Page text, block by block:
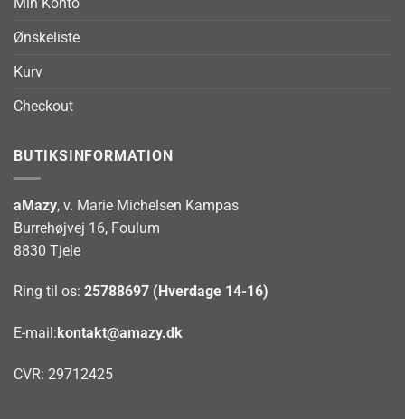
Ønskeliste
Kurv
Checkout
BUTIKSINFORMATION
aMazy, v. Marie Michelsen Kampas
Burrehøjvej 16, Foulum
8830 Tjele
Ring til os: 25788697 (Hverdage 14-16)
E-mail:kontakt@amazy.dk
CVR: 29712425